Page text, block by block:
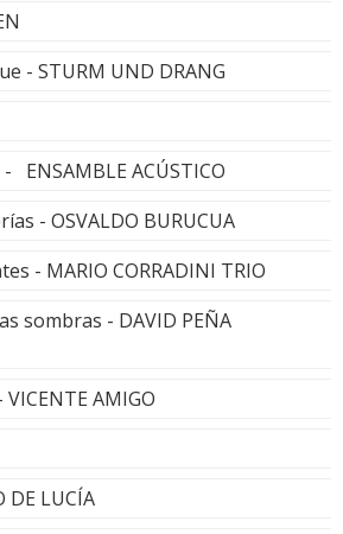
- STURM UND DRANG
ENSAMBLE ACÚSTICO
- OSVALDO BURUCUA
- MARIO CORRADINI TRIO
sombras - DAVID PEÑA
AMIGO
DE LUCÍA